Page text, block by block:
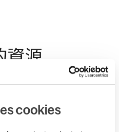
cookies
資源
列精心設計、易於遵循的指
，適用於各種規模的企業。